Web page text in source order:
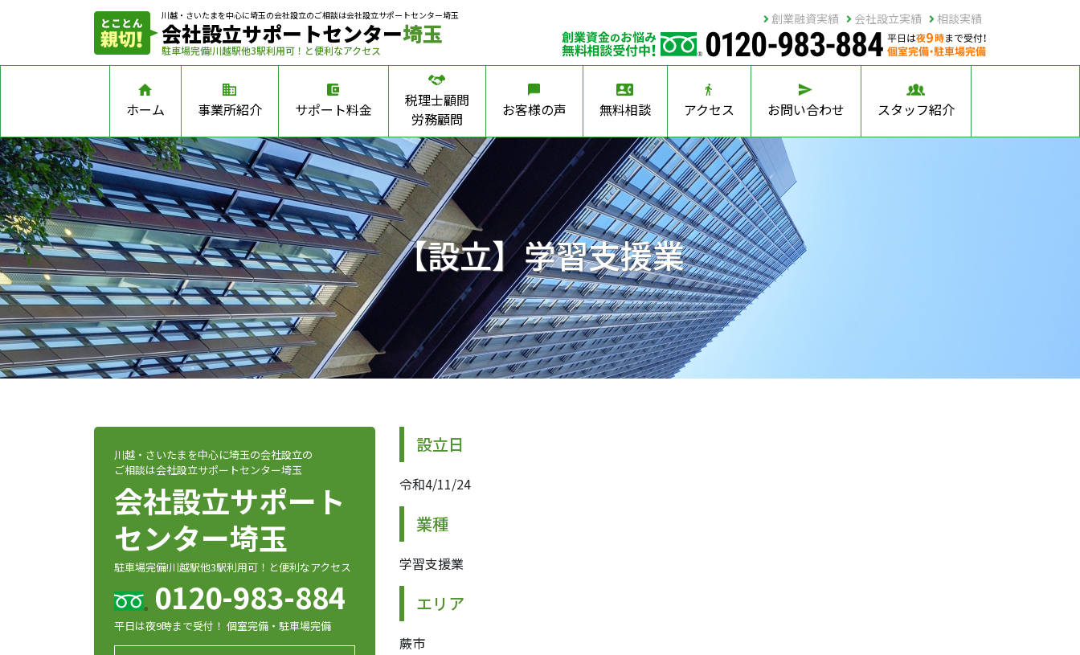
川越・さいたまを中心に埼玉の会社設立のご相談は会社設立サポートセンター埼玉
会社設立サポートセンター埼玉
駐車場完備!川越駅他3駅利用可！と便利なアクセス
創業融資実績 会社設立実績 相談実績
ホーム 事業所紹介 サポート料金
税理士顧問
労務顧問
お客様の声 無料相談 アクセス お問い合わせ スタッフ紹介
【設立】学習支援業
川越・さいたまを中心に埼玉の会社設立の
ご相談は会社設立サポートセンター埼玉
会社設立サポート
センター埼玉
駐車場完備!川越駅他3駅利用可！と便利なアクセス
0120-983-884
平日は夜9時まで受付！ 個室完備・駐車場完備
設立日
令和4/11/24
業種
学習支援業
エリア
蕨市